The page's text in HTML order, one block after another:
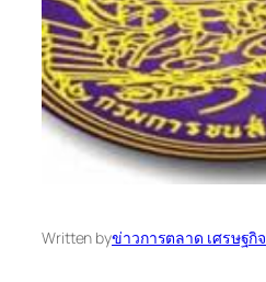
Written byข่าวการตลาด เศรษฐกิจ